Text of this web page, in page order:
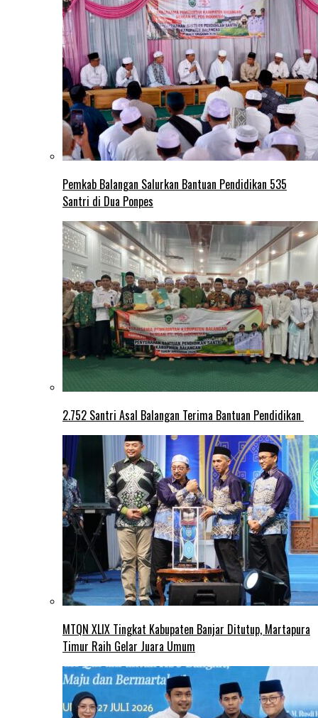
Pemkab Balangan Salurkan Bantuan Pendidikan 535
Santri di Dua Ponpes
2.752 Santri Asal Balangan Terima Bantuan Pendidikan
MTQN XLIX Tingkat Kabupaten Banjar Ditutup, Martapura
Timur Raih Gelar Juara Umum